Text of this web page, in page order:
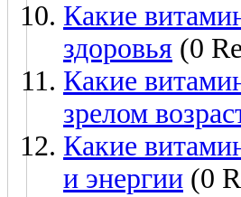
Какие
здоровья (0
Какие
зрелом
Какие
и энергии (0